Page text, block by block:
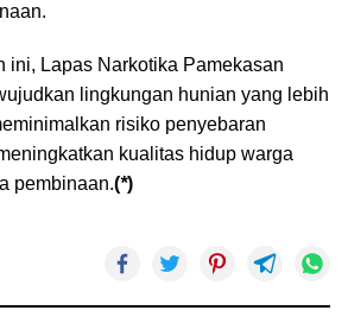
ini, Lapas Narkotika Pamekasan
lingkungan hunian yang lebih
risiko penyebaran
kualitas hidup warga
pembinaan.(*)